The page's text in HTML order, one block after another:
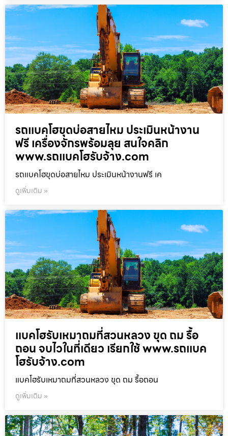
รถแบคโฮขุดบ่อสายไหม ประเมินหน้างาน
ฟรี เครื่องจักรพร้อมลุย สนใจคลิก
www.รถแบคโฮรับจ้าง.com
รถแบคโฮขุดบ่อสายไหม ประเมินหน้างานฟรี เค
ดูเพิ่มเติม »
แบคโฮรับเหมาถมที่สวนหลวง ขุด ถม รื้อ
ถอน จบไวในที่เดียว เรียกใช้ www.รถแบค
โฮรับจ้าง.com
แบคโฮรับเหมาถมที่สวนหลวง ขุด ถม รื้อถอน
ดูเพิ่มเติม »